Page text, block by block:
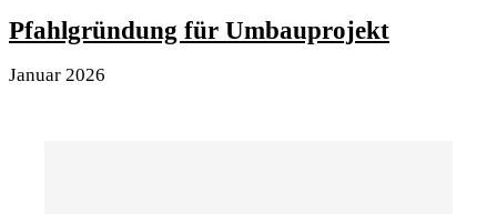
Pfahlgründung für Umbauprojekt
Januar 2026